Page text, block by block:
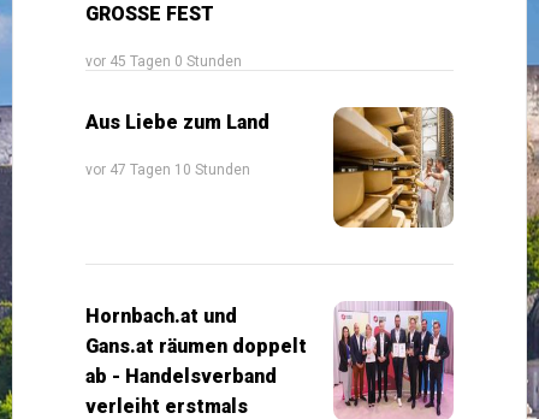
GROSSE FEST
vor 45 Tagen 0 Stunden
Aus Liebe zum Land
vor 47 Tagen 10 Stunden
Hornbach.at und
Gans.at räumen doppelt
ab - Handelsverband
verleiht erstmals